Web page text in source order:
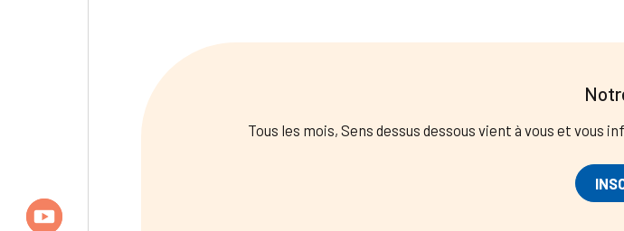
Tous les mois, Sens dessus dessous vient à vous et vous